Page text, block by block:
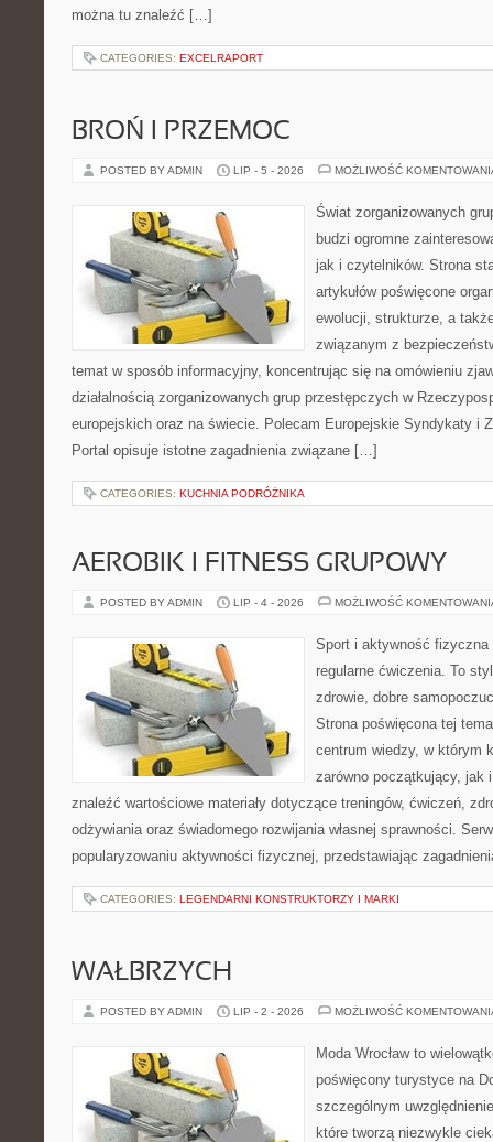
można tu znaleźć […]
CATEGORIES: EXCELRAPORT
BROŃ I PRZEMOC
POSTED BY ADMIN LIP - 5 - 2026 MOŻLIWOŚĆ
Świat zorganizowanych
budzi ogromne
jak i czytelników. Strona
artykułów poświęcone
ewolucji, strukturze, a
związanym z
temat w sposób informacyjny, koncentrując się na omówieniu
działalnością zorganizowanych grup przestępczych w
europejskich oraz na świecie. Polecam Europejskie Syndykaty i
Portal opisuje istotne zagadnienia związane […]
CATEGORIES: KUCHNIA PODRÓŻNIKA
AEROBIK I FITNESS GRUPOWY
POSTED BY ADMIN LIP - 4 - 2026 MOŻLIWOŚĆ
Sport i aktywność
regularne ćwiczenia. To
zdrowie, dobre
Strona poświęcona tej
centrum wiedzy, w którym
zarówno początkujący, jak
znaleźć wartościowe materiały dotyczące treningów, ćwiczeń,
odżywiania oraz świadomego rozwijania własnej sprawności.
popularyzowaniu aktywności fizycznej, przedstawiając
CATEGORIES: LEGENDARNI KONSTRUKTORZY I MARKI
WAŁBRZYCH
POSTED BY ADMIN LIP - 2 - 2026 MOŻLIWOŚĆ
Moda Wrocław to
poświęcony turystyce na
szczególnym
które tworzą niezwykle